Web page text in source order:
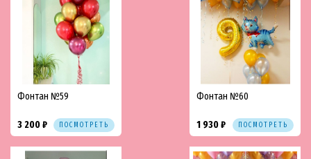
Фонтан №59
3 200 ₽ ПОСМОТРЕТЬ
Фонтан №60
1 930 ₽ ПОСМОТРЕТЬ